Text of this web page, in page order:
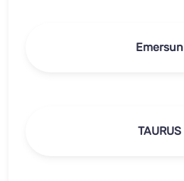
Emersun
TAURUS